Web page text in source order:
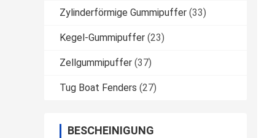
Zylinderförmige Gummipuffer (33)
Kegel-Gummipuffer (23)
Zellgummipuffer (37)
Tug Boat Fenders (27)
BESCHEINIGUNG